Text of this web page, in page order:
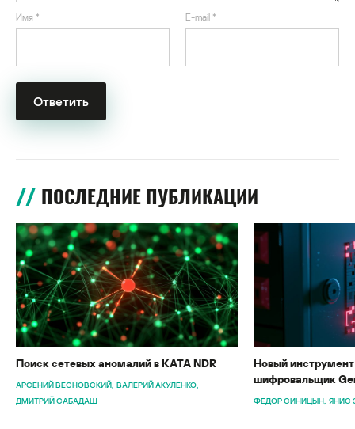
Имя * E-mail *
ПОСЛЕДНИЕ ПУБЛИКАЦИИ
Поиск сетевых аномалий в KATA NDR
АРСЕНИЙ ВЕСНОВСКИЙ ВАЛЕРИЙ АКУЛЕНКО
ДМИТРИЙ САБАДАШ
Новый
шифровальщик
ФЕДОР СИНИЦЫН ЯНИС